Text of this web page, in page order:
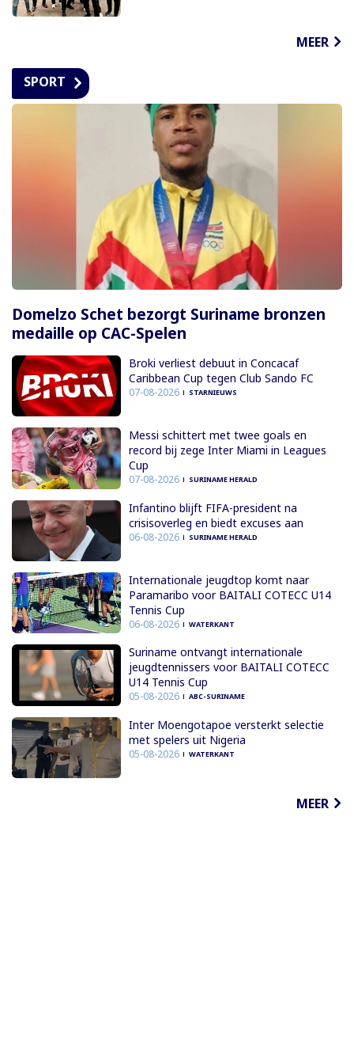
MEER
SPORT
Domelzo Schet bezorgt Suriname bronzen
medaille op CAC-Spelen
Broki verliest debuut in Concacaf
Caribbean Cup tegen Club Sando FC
07-08-2026 STARNIEUWS
Messi schittert met twee goals en
record bij zege Inter Miami in Leagues
Cup
07-08-2026 SURINAME HERALD
Infantino blijft FIFA-president na
crisisoverleg en biedt excuses aan
06-08-2026 SURINAME HERALD
Internationale jeugdtop komt naar
Paramaribo voor BAITALI COTECC U14
Tennis Cup
06-08-2026 WATERKANT
Suriname ontvangt internationale
jeugdtennissers voor BAITALI COTECC
U14 Tennis Cup
05-08-2026 ABC-SURINAME
Inter Moengotapoe versterkt selectie
met spelers uit Nigeria
05-08-2026 WATERKANT
MEER